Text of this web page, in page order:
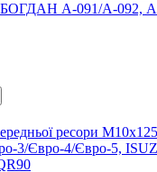
БОГДАН А-091/А-092,